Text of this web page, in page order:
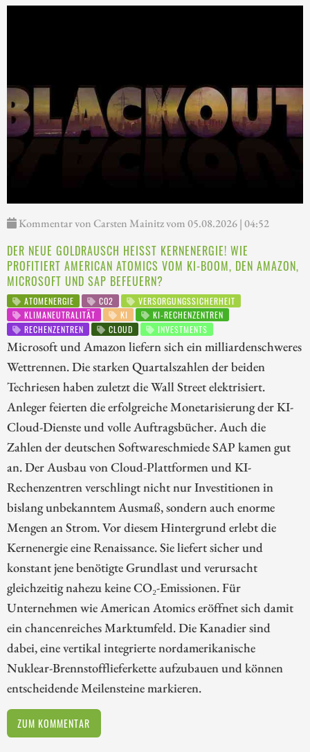
Kommentar von Carsten Mainitz vom 05.08.2026 | 04:52
DER NEUE GOLDRAUSCH HEISST KERNENERGIE! WIE P
ROFITIERT AMERICAN ATOMICS VOM KI-BOOM, DEN AMAZON, M
ICROSOFT UND SAP BEFEUERN?
ATOMENERGIE CO2
VERSORGUNGSSICHERHEIT
KLIMANEUTRALITÄT
KI
KI-RECHENZENTREN
RECHENZENTREN
CLOUD INVESTMENTS
Microsoft und Amazon liefern sich ein milliardenschweres
Wettrennen. Die starken Quartalszahlen der beiden
Techriesen haben zuletzt die Wall Street elektrisiert.
Anleger feierten die erfolgreiche Monetarisierung der KI-
Cloud-Dienste und volle Auftragsbücher. Auch die
Zahlen der deutschen Softwareschmiede SAP kamen gut
an. Der Ausbau von Cloud-Plattformen und KI-
Rechenzentren verschlingt nicht nur Investitionen in
bislang unbekanntem Ausmaß, sondern auch enorme
Mengen an Strom. Vor diesem Hintergrund erlebt die
Kernenergie eine Renaissance. Sie liefert sicher und
konstant jene benötigte Grundlast und verursacht
gleichzeitig nahezu keine CO₂-Emissionen. Für
Unternehmen wie American Atomics eröffnet sich damit
ein chancenreiches Marktumfeld. Die Kanadier sind
dabei, eine vertikal integrierte nordamerikanische
Nuklear-Brennstofflieferkette aufzubauen und können
entscheidende Meilensteine markieren.
ZUM KOMMENTAR